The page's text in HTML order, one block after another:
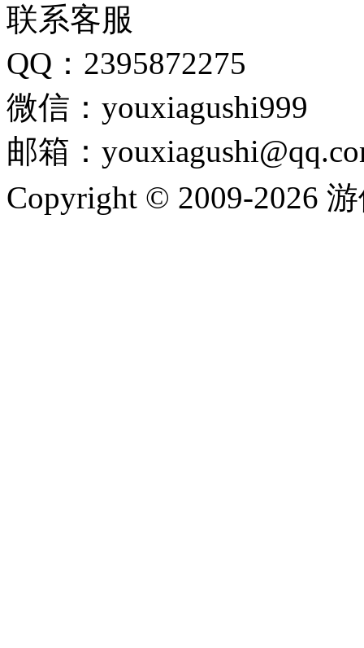
联系客服
QQ：2395872275
微信：youxiagushi999
邮箱：
Copyright © 2009-2026